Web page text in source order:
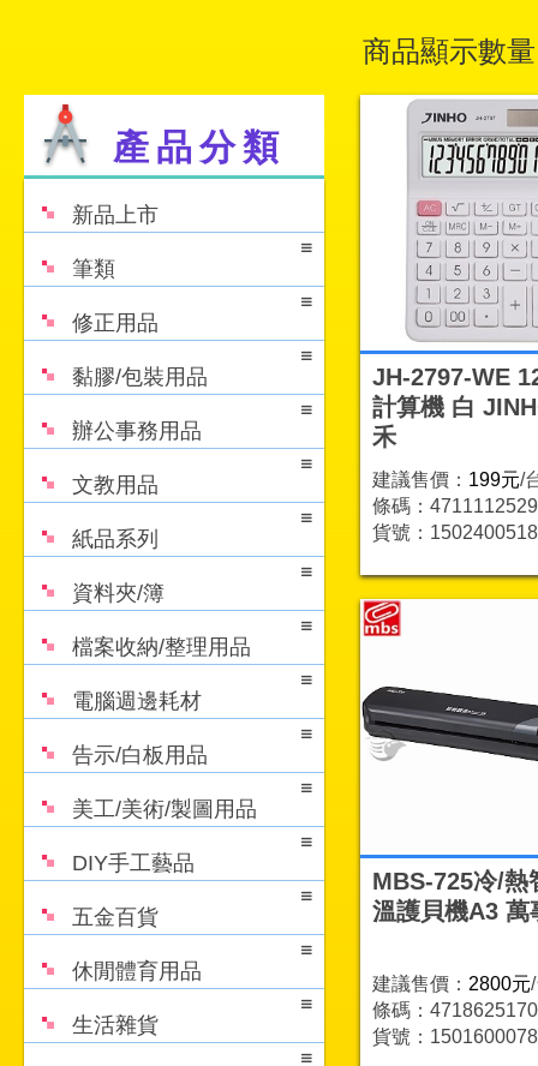
產品分類
新品上市
筆類
修正用品
黏膠/包裝用品
辦公事務用品
文教用品
紙品系列
資料夾/簿
檔案收納/整理用品
電腦週邊耗材
告示/白板用品
美工/美術/製圖用品
DIY手工藝品
五金百貨
休閒體育用品
生活雜貨
商品顯示數量
JH-2797-WE
計算機 白
禾
建議售價： 199元/
條碼：
貨號：1502400518
MBS-725冷/熱
溫護貝機A3 萬
建議售價： 2800元
條碼：
貨號：1501600078